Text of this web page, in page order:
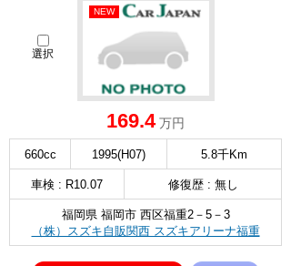
選択
NEW
169.4万円
660cc 1995(H07) 5.8千Km
車検 : R10.07 修復歴 : 無し
福岡県 福岡市 西区福重2－5－3
（株）スズキ自販関西 スズキアリーナ福重